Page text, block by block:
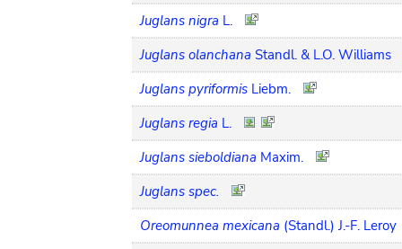
Juglans nigra L.
Juglans olanchana Standl. & L.O. Williams
Juglans pyriformis Liebm.
Juglans regia L.
Juglans sieboldiana Maxim.
Juglans spec.
Oreomunnea mexicana (Standl.) J.-F. Leroy